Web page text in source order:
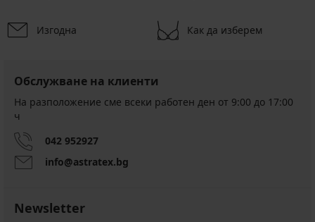
Изгодна Как да изберем
Обслужване на клиенти
На разположение сме всеки работен ден от 9:00 до 17:00
ч
042 952927
info@astratex.bg
Newsletter